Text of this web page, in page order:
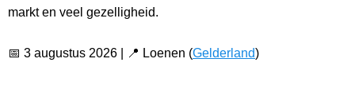
markt en veel gezelligheid.
📅 3 augustus 2026 | 📍 Loenen (Gelderland)